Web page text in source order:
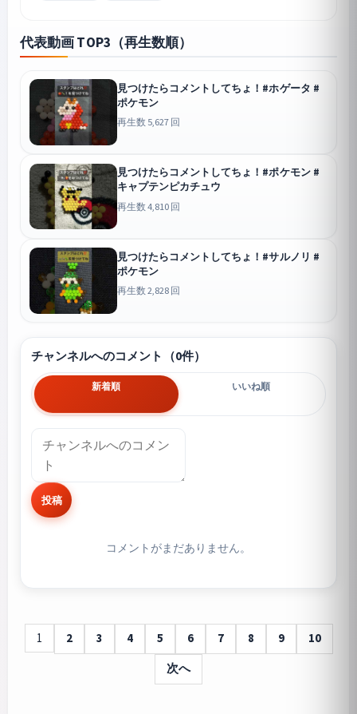
代表動画 TOP3（再生数順）
見つけたらコメントしてちょ！#ホゲータ #
ポケモン
再生数 5,627 回
見つけたらコメントしてちょ！#ポケモン #
キャプテンピカチュウ
再生数 4,810 回
見つけたらコメントしてちょ！#サルノリ #
ポケモン
再生数 2,828 回
チャンネルへのコメント（0件）
新着順 いいね順
投稿
コメントがまだありません。
1 2 3 4 5 6 7 8 9
10
次へ